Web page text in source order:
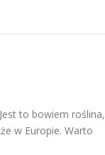
to bowiem roślina,
w Europie. Warto